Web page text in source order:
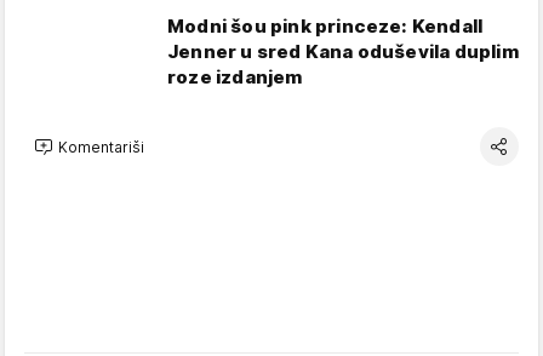
Modni šou pink princeze: Kendall
Jenner u sred Kana oduševila duplim
roze izdanjem
Komentariši